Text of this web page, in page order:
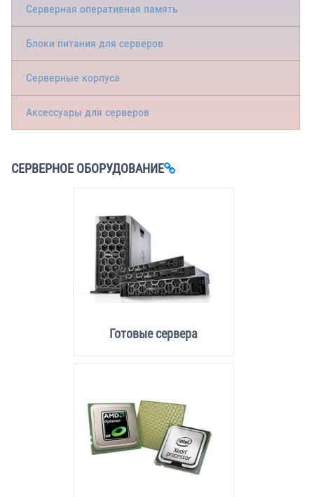
Серверная оперативная память
Блоки питания для серверов
Серверные корпуса
Аксессуары для серверов
СЕРВЕРНОЕ ОБОРУДОВАНИЕ
Готовые сервера